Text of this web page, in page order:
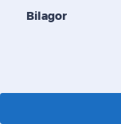
Bilagor